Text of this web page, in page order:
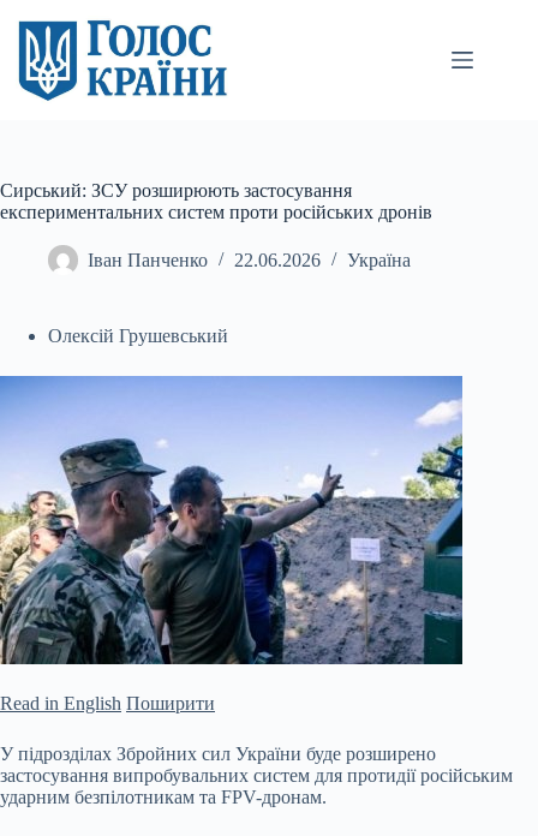
вмісту
Сирський: ЗСУ розширюють застосування
експериментальних систем проти російських дронів
Іван Панченко 22.06.2026 Україна
Олексій Грушевський
Read in English Поширити
У підрозділах Збройних сил України буде розширено
застосування випробувальних систем для протидії російським
ударним безпілотникам та FPV-дронам.